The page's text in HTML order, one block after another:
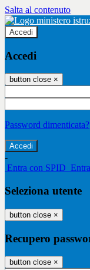
Salta al contenuto
Accedi
Accedi
button close ×
Password dimenticata?
-
Entra con SPID
Seleziona utente
button close ×
Recupero
button close ×